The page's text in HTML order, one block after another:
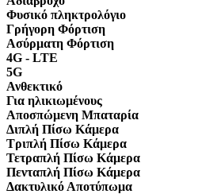
Φυσικό πληκτρολόγιο
Γρήγορη Φόρτιση
Ασύρματη Φόρτιση
4G - LTE
5G
Ανθεκτικό
Για ηλικιωμένους
Αποσπώμενη Μπαταρία
Διπλή Πίσω Κάμερα
Τριπλή Πίσω Κάμερα
Τετραπλή Πίσω Κάμερα
Πενταπλή Πίσω Κάμερα
Δακτυλικό Αποτύπωμα